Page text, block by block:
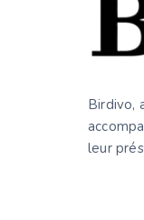
Birdivo,
leur